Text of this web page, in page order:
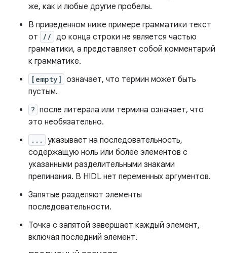
же, как и любые другие пробелы.
В приведенном ниже примере грамматики текст
от
// до конца строки не является частью
грамматики, а представляет собой комментарий
к грамматике.
[empty] означает, что термин может быть
пустым.
? после литерала или термина означает, что
это необязательно.
...
указывает на последовательность,
содержащую ноль или более элементов с
указанными разделительными знаками
препинания. В HIDL нет переменных аргументов.
Запятые разделяют элементы
последовательности.
Точка с запятой завершает каждый элемент,
включая последний элемент.